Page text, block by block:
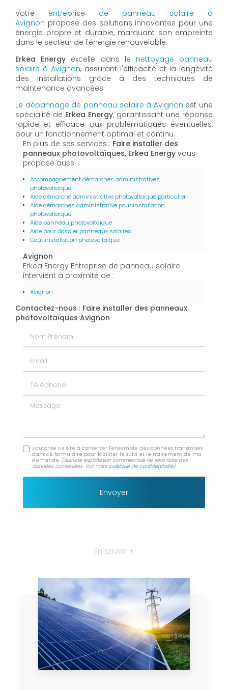
Votre entreprise de panneau solaire à
Avignon propose des solutions innovantes pour une
énergie propre et durable, marquant son empreinte
dans le secteur de l'énergie renouvelable.
Erkea Energy excelle dans le nettoyage panneau
solaire à Avignon, assurant l'efficacité et la longévité
des installations grâce à des techniques de
maintenance avancées.
Le dépannage de panneau solaire à Avignon est une
spécialité de Erkea Energy, garantissant une réponse
rapide et efficace aux problématiques éventuelles,
pour un fonctionnement optimal et continu.
En plus de ses services : Faire installer des
panneaux photovoltaïques, Erkea Energy vous
propose aussi :
Accompagnement démarches administratives
photovoltaïque
Aide démarche administrative photovoltaïque particulier
Aide démarches administrative pour installation
photovoltaïque
Aide panneau photovoltaïque
Aide pour dossier panneaux solaires
Coût installation photovoltaïque
Avignon
Erkea Energy Entreprise de panneau solaire
intervient à proximité de :
Avignon
Contactez-nous : Faire installer des panneaux
photovoltaïques Avignon
Nom Prénom
Message
J'autorise ce site à conserver l'ensemble des données transmises
dans ce formulaire pour faciliter le suivi et le traitement de ma
demande. (Aucune exploitation commerciale ne sera faite des
données conservées. Voir notrepolitique de confidentialité)
En savoir +